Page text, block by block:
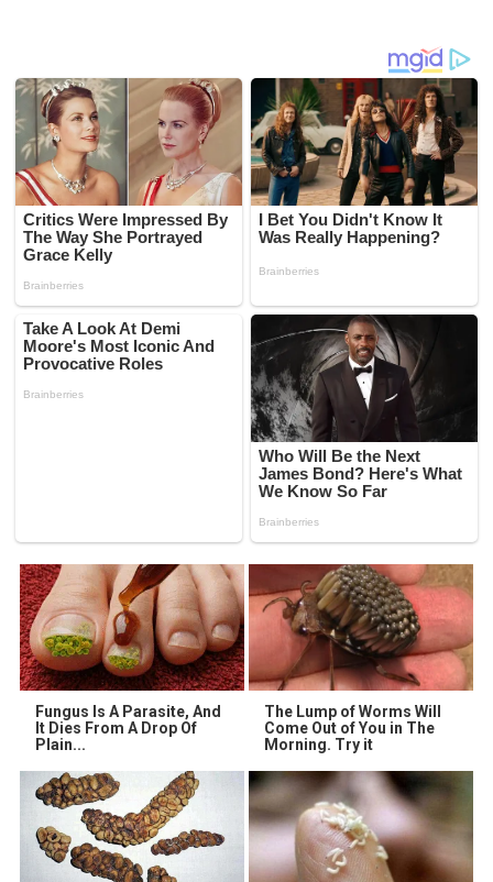
Fungus Is A Parasite, And
It Dies From A Drop Of
Plain...
The Lump of Worms Will
Come Out of You in The
Morning. Try it